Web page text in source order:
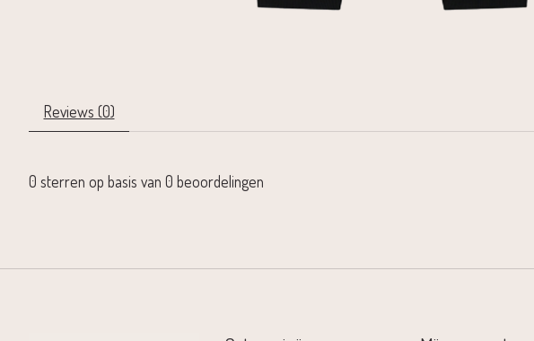
Reviews (0)
0 sterren op basis van 0 beoordelingen